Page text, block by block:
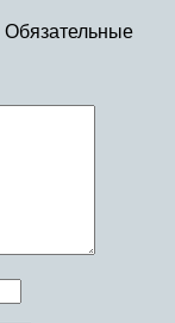
Обязательные